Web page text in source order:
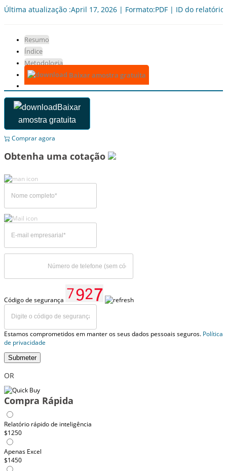
Última atualização :April 17, 2026 | Formato:PDF | ID do
Resumo
Índice
Metodologia
Baixar amostra gratuita
Baixar
amostra gratuita
Comprar agora
Obtenha uma cotação
Código de segurança
Estamos comprometidos em manter os seus dados pessoais seguros. Política
de privacidade
Submeter
OR
Compra Rápida
Relatório rápido de inteligência
$1250
Apenas Excel
$1450